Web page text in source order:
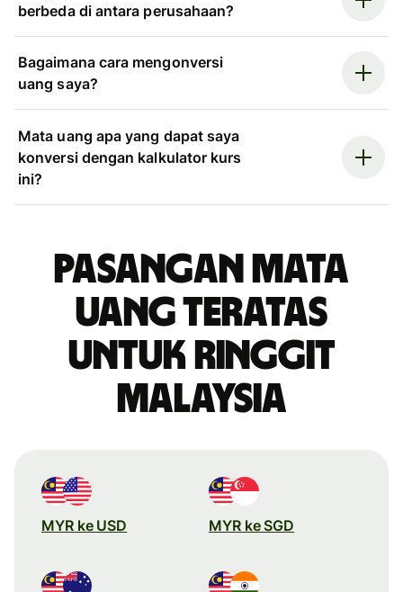
berbeda di antara perusahaan?
Bagaimana cara mengonversi
uang saya?
Mata uang apa yang dapat saya
konversi dengan kalkulator kurs
ini?
Pasangan mata
uang teratas
untuk ringgit
Malaysia
MYR ke USD MYR ke SGD